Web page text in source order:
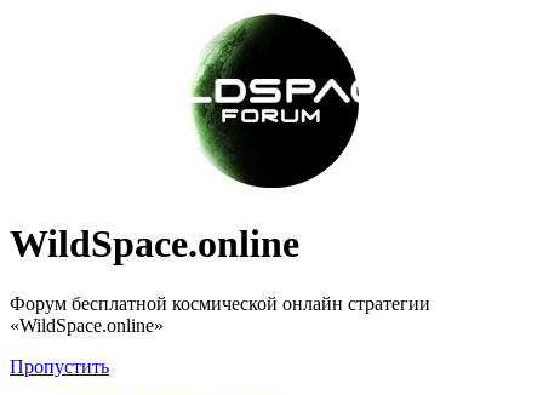
WildSpace.online
Форум бесплатной космической онлайн стратегии
«WildSpace.online»
Пропустить